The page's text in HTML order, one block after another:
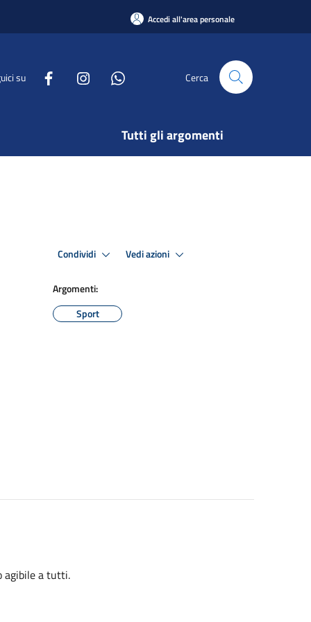
Accedi all'area personale
su Cerca
Tutti gli argomenti
Condividi Vedi azioni
Argomenti:
Sport
agibile a tutti.